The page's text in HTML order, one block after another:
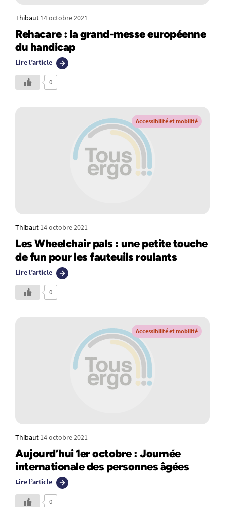
Thibaut 14 octobre 2021
Rehacare : la grand-messe européenne
du handicap
Lire l’article
0
Accessibilité et mobilité
Thibaut 14 octobre 2021
Les Wheelchair pals : une petite touche
de fun pour les fauteuils roulants
Lire l’article
0
Accessibilité et mobilité
Thibaut 14 octobre 2021
Aujourd’hui 1er octobre : Journée
internationale des personnes âgées
Lire l’article
0